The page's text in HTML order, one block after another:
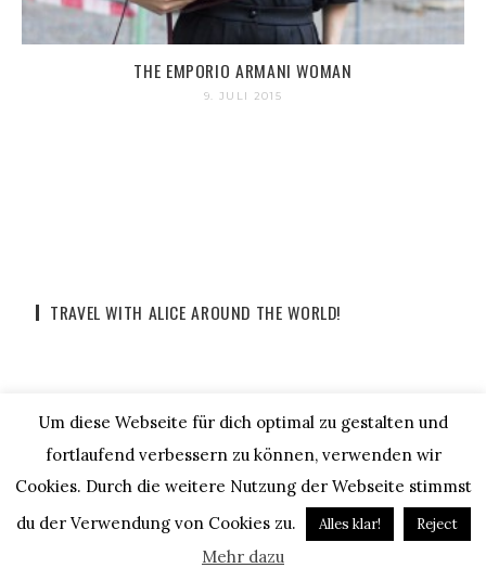
THE EMPORIO ARMANI WOMAN
9. JULI 2015
TRAVEL WITH ALICE AROUND THE WORLD!
Um diese Webseite für dich optimal zu gestalten und
fortlaufend verbessern zu können, verwenden wir
Cookies. Durch die weitere Nutzung der Webseite stimmst
du der Verwendung von Cookies zu.
Alles klar! Reject
Mehr dazu